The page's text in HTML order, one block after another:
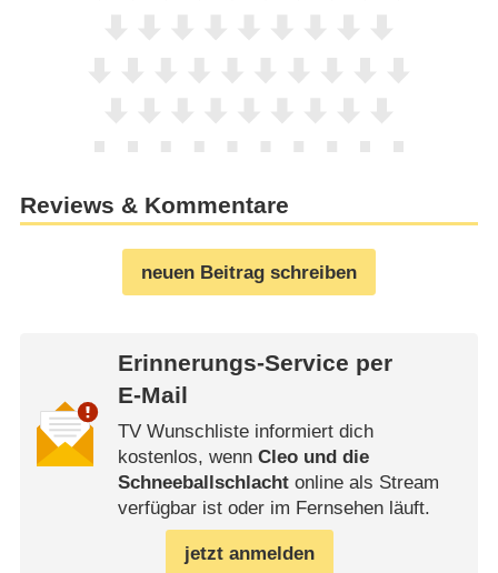
Reviews & Kommentare
neuen Beitrag schreiben
Erinnerungs-Service per
E-Mail
TV Wunschliste informiert dich
kostenlos, wenn Cleo und die
Schneeballschlachtonline als Stream
verfügbar ist oder im Fernsehen läuft.
jetzt anmelden